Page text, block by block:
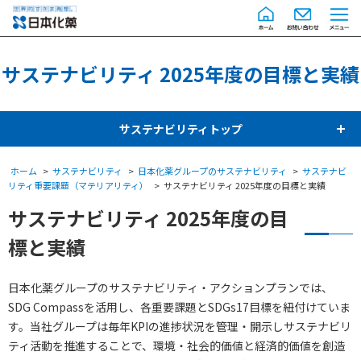
サステナビリティ 2025年度の目標と実績
ホーム サステナビリティ 日本化薬グループのサステナビリティ
サステナビ
リティ重要課題（マテリアリティ）
サステナビリティ 2025年度の目標と実績
サステナビリティ 2025年度の目
標と実績
日本化薬グループのサステナビリティ・アクションプランでは、
SDG Compassを活用し、各重要課題とSDGs17目標を紐付けていま
す。当社グループは毎年KPIの進捗状況を管理・開示しサステナビリ
ティ活動を推進することで、環境・社会的価値と経済的価値を創造
サステナビリティトップ